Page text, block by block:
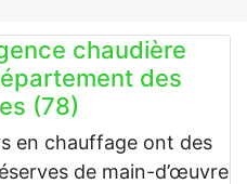
chaudière
des
(78)
en chauffage ont des
de main-d’œuvre